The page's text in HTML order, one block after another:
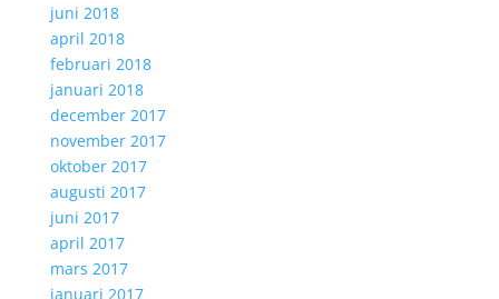
juni 2018
april 2018
februari 2018
januari 2018
december 2017
november 2017
oktober 2017
augusti 2017
juni 2017
april 2017
mars 2017
januari 2017